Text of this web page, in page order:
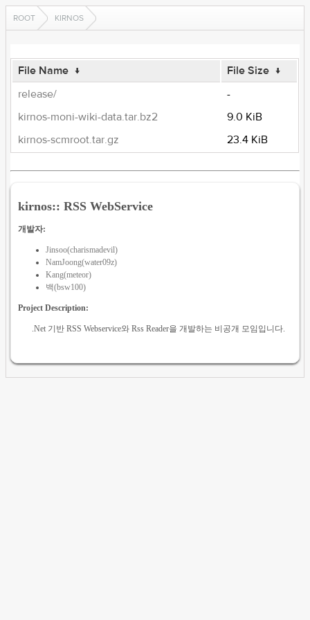
ROOT KIRNOS
File Name ↓ File Size ↓
release/
-
kirnos-moni-wiki-data.tar.bz2
9.0 KiB
kirnos-scmroot.tar.gz
23.4 KiB
kirnos:: RSS WebService
개발자:
Jinsoo(charismadevil)
NamJoong(water09z)
Kang(meteor)
백(bsw100)
Project Description:
.Net 기반 RSS Webservice와 Rss Reader을 개발하는 비공개 모임입니다.